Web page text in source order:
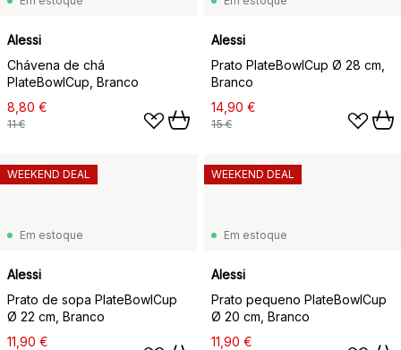
Alessi
Chávena de chá
PlateBowlCup, Branco
8,80 €
11 €
Alessi
Prato PlateBowlCup Ø 28 cm,
Branco
14,90 €
15 €
Em estoque
Alessi
Prato de sopa PlateBowlCup
Ø 22 cm, Branco
11,90 €
WEEKEND DEAL
Em estoque
Alessi
Prato pequeno PlateBowlCup
Ø 20 cm, Branco
11,90 €
WEEKEND DEAL